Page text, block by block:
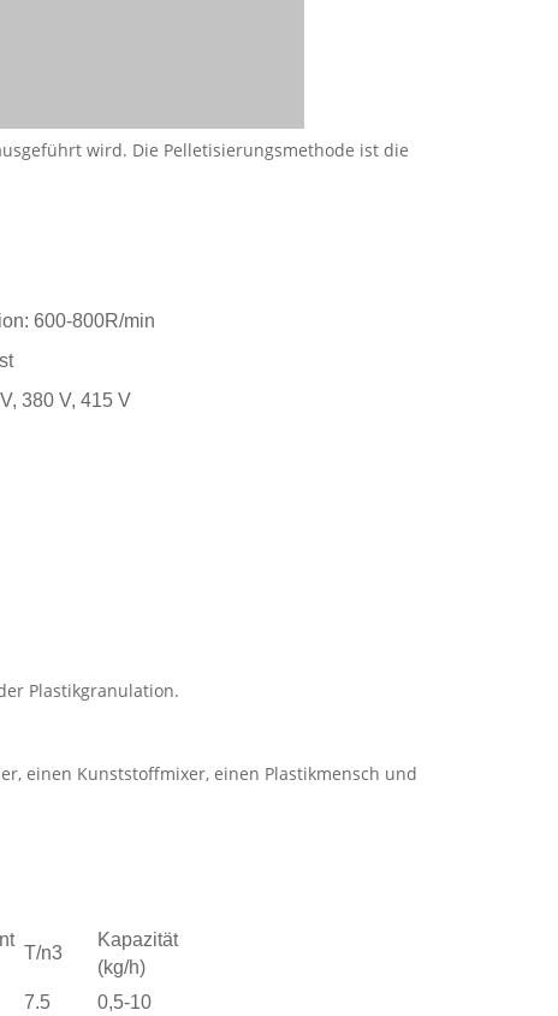
wird. Die Pelletisierungsmethode ist die
600-800R/min
380 V, 415 V
Plastikgranulation.
einen Kunststoffmixer, einen Plastikmensch und
T/n3
Kapazität
(kg/h)
7.5 0,5-10